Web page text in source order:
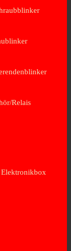
Relais
Elektronikbox